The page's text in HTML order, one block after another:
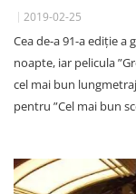
2019-02-25
Cea de-a 91-a ediție a
noapte, iar pelicula
cel mai bun
pentru ”Cel mai bun